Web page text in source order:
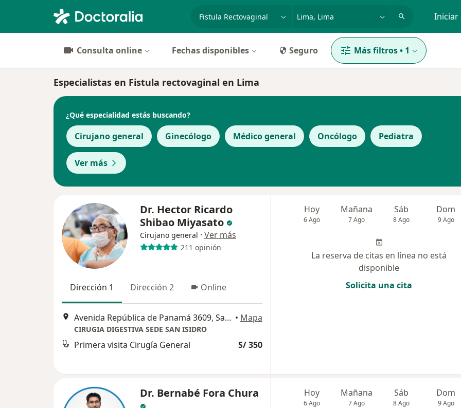
Iniciar
Consulta online Fechas disponibles Seguro Más filtros• 1
Especialistas en Fistula rectovaginal en Lima
¿Qué especialidad estás buscando?
Cirujano general Ginecólogo Médico general Oncólogo Pediatra
Ver más
Dr. Hector Ricardo
Shibao Miyasato
Cirujano general · Ver más
211 opinión
Dirección 1 Dirección 2 Online
Avenida República de Panamá 3609, San Isidro • Mapa
CIRUGIA DIGESTIVA SEDE SAN ISIDRO
Primera visita Cirugía General S/ 350
Hoy
6 Ago
Mañana
7 Ago
Sáb
8 Ago
Dom
9 Ago
La reserva de citas en línea no está
disponible
Solicita una cita
Dr. Bernabé Fora Chura Hoy
6 Ago
Mañana
7 Ago
Sáb
8 Ago
Dom
9 Ago